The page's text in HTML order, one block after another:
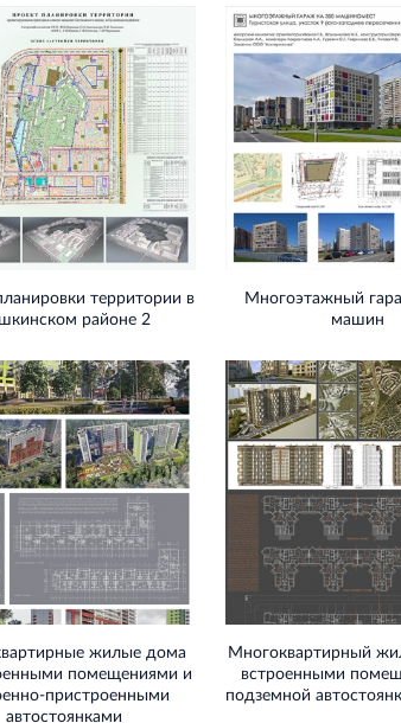
территории в
районе 2
Многоэтажный
машин
жилые дома
помещениями и
пристроенными
автостоянками
Многоквартирный
встроенными
подземной